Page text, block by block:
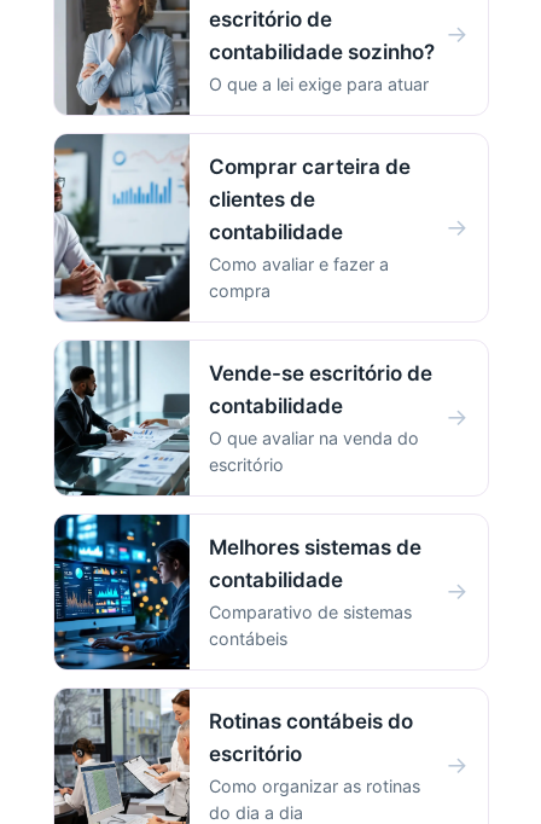
escritório de
contabilidade sozinho?
O que a lei exige para atuar
→
Comprar carteira de
clientes de
contabilidade
Como avaliar e fazer a
compra
→
Vende-se escritório de
contabilidade
O que avaliar na venda do
escritório
→
Melhores sistemas de
contabilidade
Comparativo de sistemas
contábeis
→
Rotinas contábeis do
escritório
Como organizar as rotinas
do dia a dia
→